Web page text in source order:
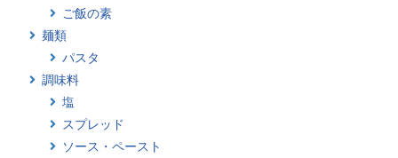
ご飯の素
麺類
パスタ
調味料
塩
スプレッド
ソース・ペースト